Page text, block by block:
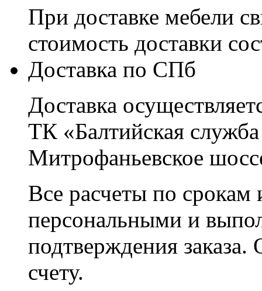
При доставке мебели
стоимость доставки
Доставка по СПб
Доставка
ТК «Балтийская
Митрофаньевское
Все расчеты по срокам
персональными и
подтверждения заказа.
счету.